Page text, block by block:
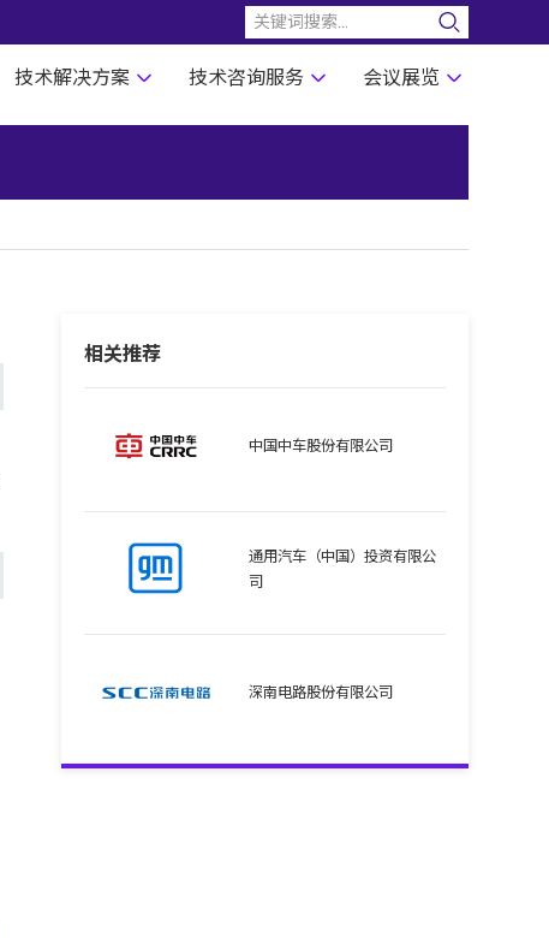
技术解决方案 技术咨询服务 会议展览
相关推荐
中国中车股份有限公司
通用汽车（中国）投资有限公
司
深南电路股份有限公司